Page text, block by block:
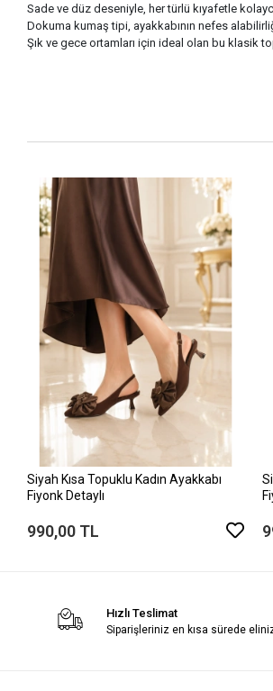
Sade ve düz deseniyle, her türlü kıyafetle
Dokuma kumaş tipi, ayakkabının nefes
Şık ve gece ortamları için ideal olan bu klasik
Siyah Kısa Topuklu Kadın Ayakkabı
Fiyonk Detaylı
990,00 TL
Hızlı Teslimat
Siparişleriniz en kısa sürede